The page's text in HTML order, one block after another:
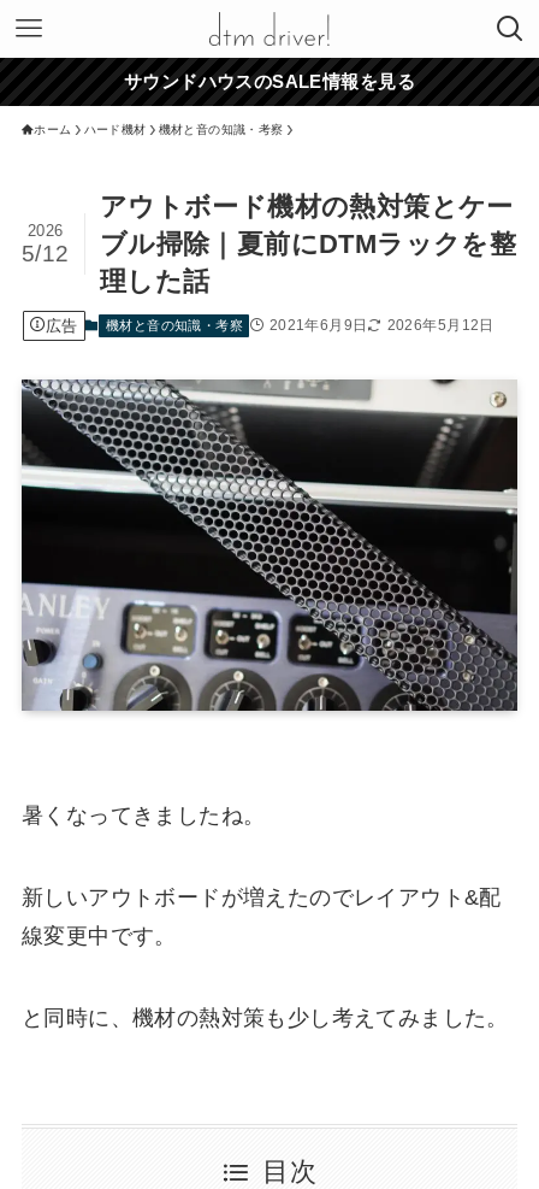
サウンドハウスのSALE情報を見る
ホーム ハード機材 機材と音の知識・考察
アウトボード機材の熱対策とケー
ブル掃除｜夏前にDTMラックを整
理した話
2026
5/12
広告 機材と音の知識・考察 2021年6月9日 2026年5月12日
暑くなってきましたね。
新しいアウトボードが増えたのでレイアウト&配
線変更中です。
と同時に、機材の熱対策も少し考えてみました。
目次